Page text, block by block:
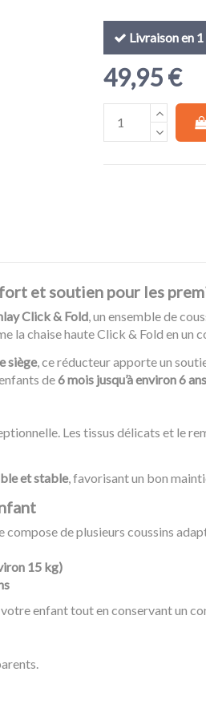
Livraison en
49,95 €
et soutien pour les
Click & Fold, un ensemble de
la chaise haute Click & Fold en
siège, ce réducteur apporte un
de6 mois jusqu’à environ 6 ans
Les tissus délicats et le
et stable, favorisant un bon
de plusieurs coussins
15 kg)
enfant tout en conservant un